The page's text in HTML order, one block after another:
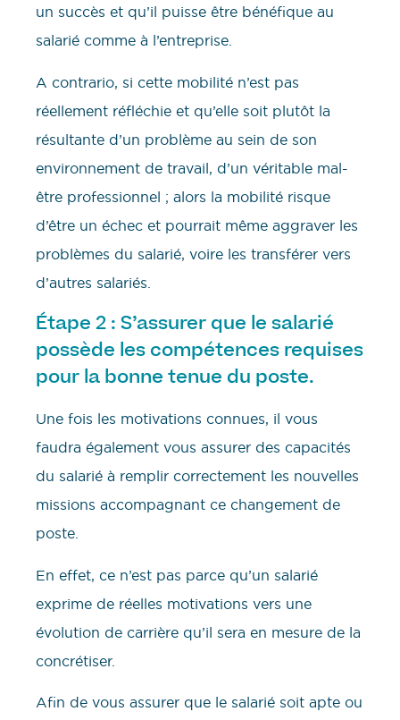
un succès et qu’il puisse être bénéfique au
salarié comme à l’entreprise.
A contrario, si cette mobilité n’est pas
réellement réfléchie et qu’elle soit plutôt la
résultante d’un problème au sein de son
environnement de travail, d’un véritable mal-
être professionnel ; alors la mobilité risque
d’être un échec et pourrait même aggraver les
problèmes du salarié, voire les transférer vers
d’autres salariés.
Étape 2 : S’assurer que le salarié
possède les compétences requises
pour la bonne tenue du poste.
Une fois les motivations connues, il vous
faudra également vous assurer des capacités
du salarié à remplir correctement les nouvelles
missions accompagnant ce changement de
poste.
En effet, ce n’est pas parce qu’un salarié
exprime de réelles motivations vers une
évolution de carrière qu’il sera en mesure de la
concrétiser.
Afin de vous assurer que le salarié soit apte ou